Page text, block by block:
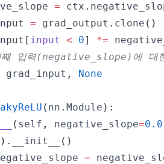
= ctx .
= grad_output . clone ( )
[ input < 0]
*=
입력(negative_slope)에 대한
grad_input , None
( nn . Module ) :
( self , negative_slope=
) . __init__ ( )
=